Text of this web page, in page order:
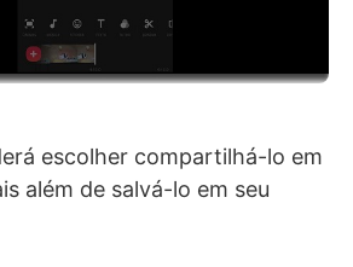
escolher compartilhá-lo em
além de salvá-lo em seu